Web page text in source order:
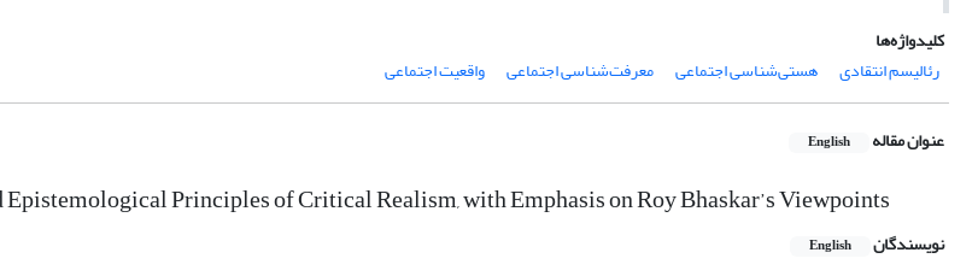
کلیدواژه‌ها
رئالیسم انتقادی
هستی‌شناسی اجتماعی معرفت‌شناسی اجتماعی واقعیت اجتماعی
عنوان مقاله English
Principles of Critical Realism, with Emphasis on Roy Bhaskar’s Viewpoints
نویسندگان English